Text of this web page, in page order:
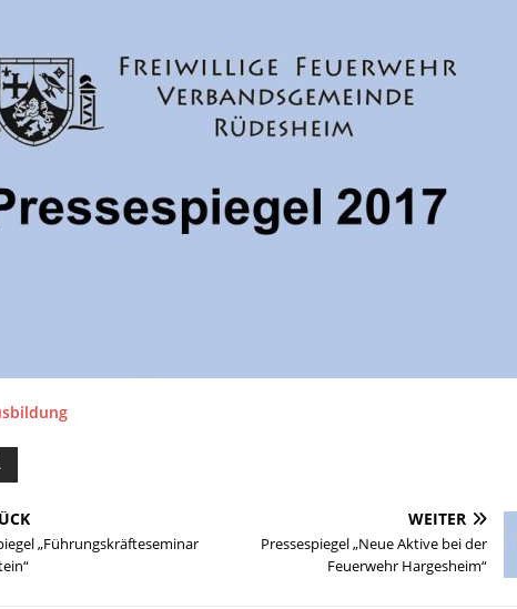
„Führungskräfteseminar
WEITER
Pressespiegel „Neue Aktive bei der
Feuerwehr Hargesheim“